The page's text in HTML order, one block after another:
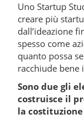
Uno Startup
creare più
dall’ideazione
spesso come
quanto possa
racchiude bene
Sono due gli
costruisce il
la